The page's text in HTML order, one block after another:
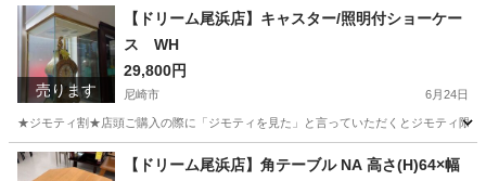
兵庫 尼崎市 ベビー用品 買取
売ります
【ドリーム尾浜店】キャスター/照明付ショーケー
ス WH
29,800円
尼崎市 6月24日
★ジモティ割★店頭ご購入の際に「ジモティを見た」と言っていただくとジモティ限
兵庫 尼崎市 インテリア雑貨/小物
【ドリーム尾浜店】角テーブル NA 高さ(H)64×幅